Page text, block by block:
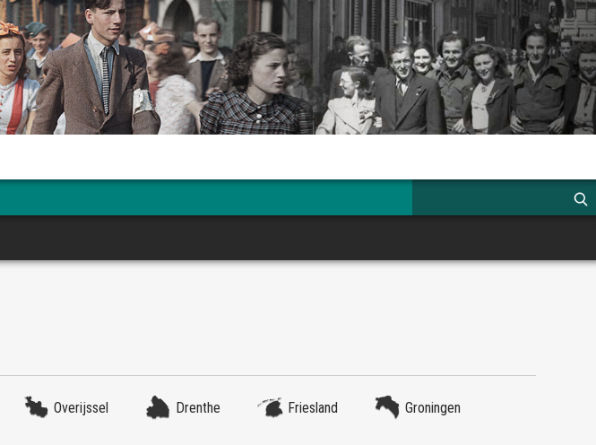
Overijssel Drenthe Friesland
Groningen